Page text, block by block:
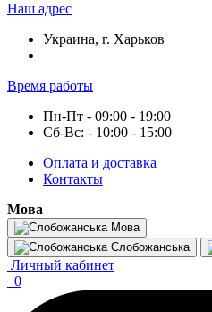
Наш адрес
Украина, г. Харьков
Время работы
Пн-Пт - 09:00 - 19:00
Сб-Вс: - 10:00 - 15:00
Оплата и доставка
Контакты
Мова
Мова
Слобожанська
Личный кабинет
0